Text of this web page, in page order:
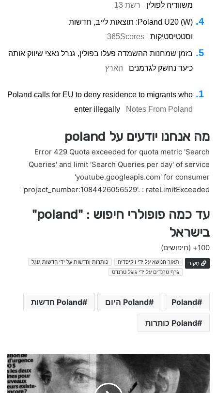
משוודיה לפולין
רשת 13
Poland U20 (W): תוצאות לייב, חדשות
וסטטיסטיקות
365Scores
בזמן שמחנות ההשמדה פעלו בפולין, גנרל נאצי שיווק אותה
כיעד נחשק לגרמנים
הארץ
Poland calls for EU to deny residence to migrants who
enter illegally
Notes From Poland
מה אנחנו יודעים על poland
Error 429 Quota exceeded for quota metric 'Search
Queries' and limit 'Search Queries per day' of service
'youtube.googleapis.com' for consumer
'project_number:1084426056529'. : rateLimitExceeded
עד כמה פופולרי חיפוש : "poland"
בישראל
100+ (חיפושים)
מָקוֹר תאור הנושא על ידי ויקיפדיה
כותרות וחדשות על ידי חדשות גוגל
גרף טרנדים על ידי גוגל טרנדס
Poland Poland היום Poland חדשות
Poland כותרות
l
i
z